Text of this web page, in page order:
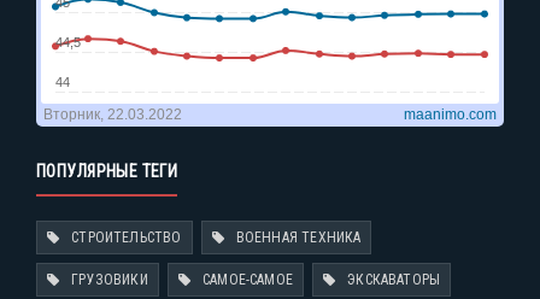
ПОПУЛЯРНЫЕ ТЕГИ
СТРОИТЕЛЬСТВО ВОЕННАЯ ТЕХНИКА
ГРУЗОВИКИ САМОЕ-САМОЕ ЭКСКАВАТОРЫ